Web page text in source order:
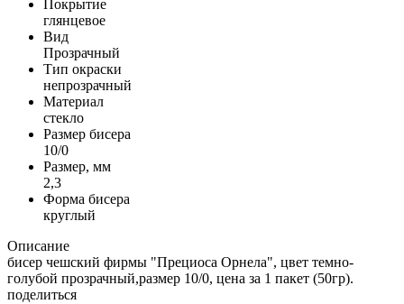
Покрытие
глянцевое
Вид
Прозрачный
Тип окраски
непрозрачный
Материал
стекло
Размер бисера
10/0
Размер, мм
2,3
Форма бисера
круглый
Описание
бисер чешский фирмы "Прециоса Орнела", цвет темно-
голубой прозрачный,размер 10/0, цена за 1 пакет (50гр).
поделиться